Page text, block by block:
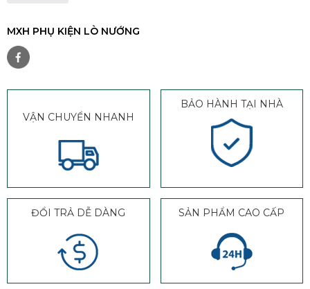
MXH PHỤ KIỆN LÒ NƯỚNG
VẬN CHUYỂN NHANH
BẢO HÀNH TẠI NHÀ
ĐỔI TRẢ DỄ DÀNG SẢN PHẨM CAO CẤP